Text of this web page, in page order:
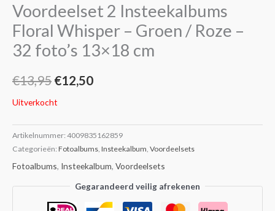
Voordeelset 2 Insteekalbums
Floral Whisper – Groen / Roze –
32 foto’s 13×18 cm
€13,95 €12,50
Uitverkocht
Artikelnummer: 4009835162859
Categorieën: Fotoalbums, Insteekalbum, Voordeelsets
Fotoalbums, Insteekalbum, Voordeelsets
Gegarandeerd veilig afrekenen